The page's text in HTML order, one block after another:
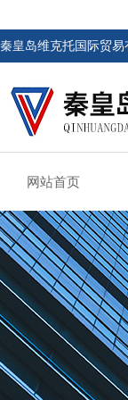
秦皇岛维克托国际贸易
网站首页